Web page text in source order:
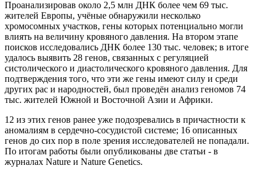
Проанализировав около 2,5 млн ДНК более чем 69 тыс.
жителей Европы, учёные обнаружили несколько
хромосомных участков, гены которых потенциально могли
влиять на величину кровяного давления. На втором этапе
поисков исследовались ДНК более 130 тыс. человек; в итоге
удалось выявить 28 генов, связанных с регуляцией
систолического и диастолического кровяного давления. Для
подтверждения того, что эти же гены имеют силу и среди
других рас и народностей, был проведён анализ геномов 74
тыс. жителей Южной и Восточной Азии и Африки.
12 из этих генов ранее уже подозревались в причастности к
аномалиям в сердечно-сосудистой системе; 16 описанных
генов до сих пор в поле зрения исследователей не попадали.
По итогам работы были опубликованы две статьи - в
журналах Nature и Nature Genetics.